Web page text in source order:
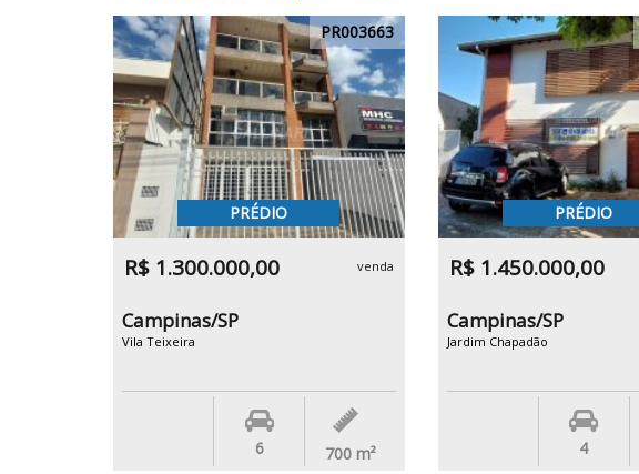
PR003663
PRÉDIO
R$ 1.300.000,00 venda
Campinas/SP
Vila Teixeira
6 700 m²
PRÉDIO
R$ 1.450.000,00
Campinas/SP
Jardim Chapadão
4